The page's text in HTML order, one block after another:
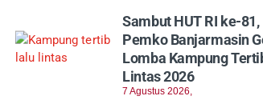
Sambut HUT RI ke-81,
Pemko Banjarmasin
Lomba Kampung
Lintas 2026
7 Agustus 2026,